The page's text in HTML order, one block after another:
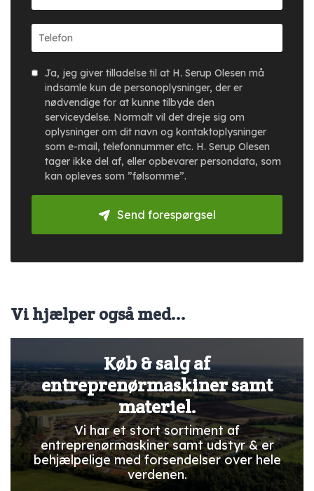
Ja, jeg giver tilladelse til at H. Serup Olesen må
indsamle kun de personoplysninger, der er
nødvendige for at kunne tilbyde den
serviceydelse. Normalt vil det dreje sig om
oplysninger om dit navn og kontaktoplysninger
som e-mail, telefonnummer etc. H. Serup Olesen
tager ikke del af, eller opbevarer persondata, som
kan opleves som ”følsomme”.
Send forespørgsel
Vi hjælper også med...
Køb & salg af
entreprenørmaskiner samt
materiel.
Vi har et stort sortiment af
entreprenørmaskiner samt udstyr & er
behjælpelige med forsendelser over hele
verdenen.